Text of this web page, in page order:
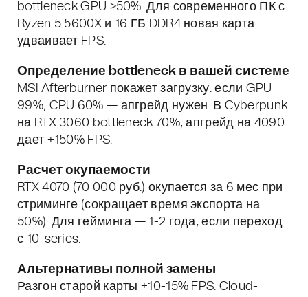
bottleneck GPU >50%. Для современного ПК с
Ryzen 5 5600X и 16 ГБ DDR4 новая карта
удваивает FPS.
Определение bottleneck в вашей системе
MSI Afterburner покажет загрузку: если GPU
99%, CPU 60% — апгрейд нужен. В Cyberpunk
на RTX 3060 bottleneck 70%, апгрейд на 4090
дает +150% FPS.
Расчет окупаемости
RTX 4070 (70 000 руб.) окупается за 6 мес при
стриминге (сокращает время экспорта на
50%). Для гейминга — 1-2 года, если переход
с 10-series.
Альтернативы полной замены
Разгон старой карты +10-15% FPS. Cloud-